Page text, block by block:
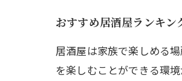
おすすめ居酒屋ランキン
居酒屋は家族で楽しめる
を楽しむことができる環